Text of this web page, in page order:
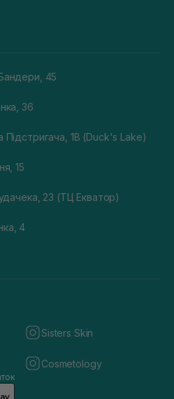
45
36
Підстригача, 1В (Duck's Lake)
15
23 (ТЦ Екватор)
4
Sisters Skin
Cosmetology